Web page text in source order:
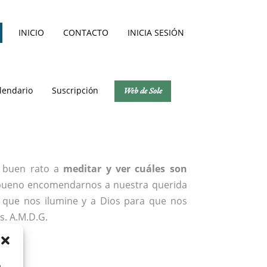
INICIO CONTACTO INICIA SESIÓN
Suscripción Web de Sole
rato a meditar y ver cuáles son
encomendarnos a nuestra querida
nos ilumine y a Dios para que nos
A.M.D.G.